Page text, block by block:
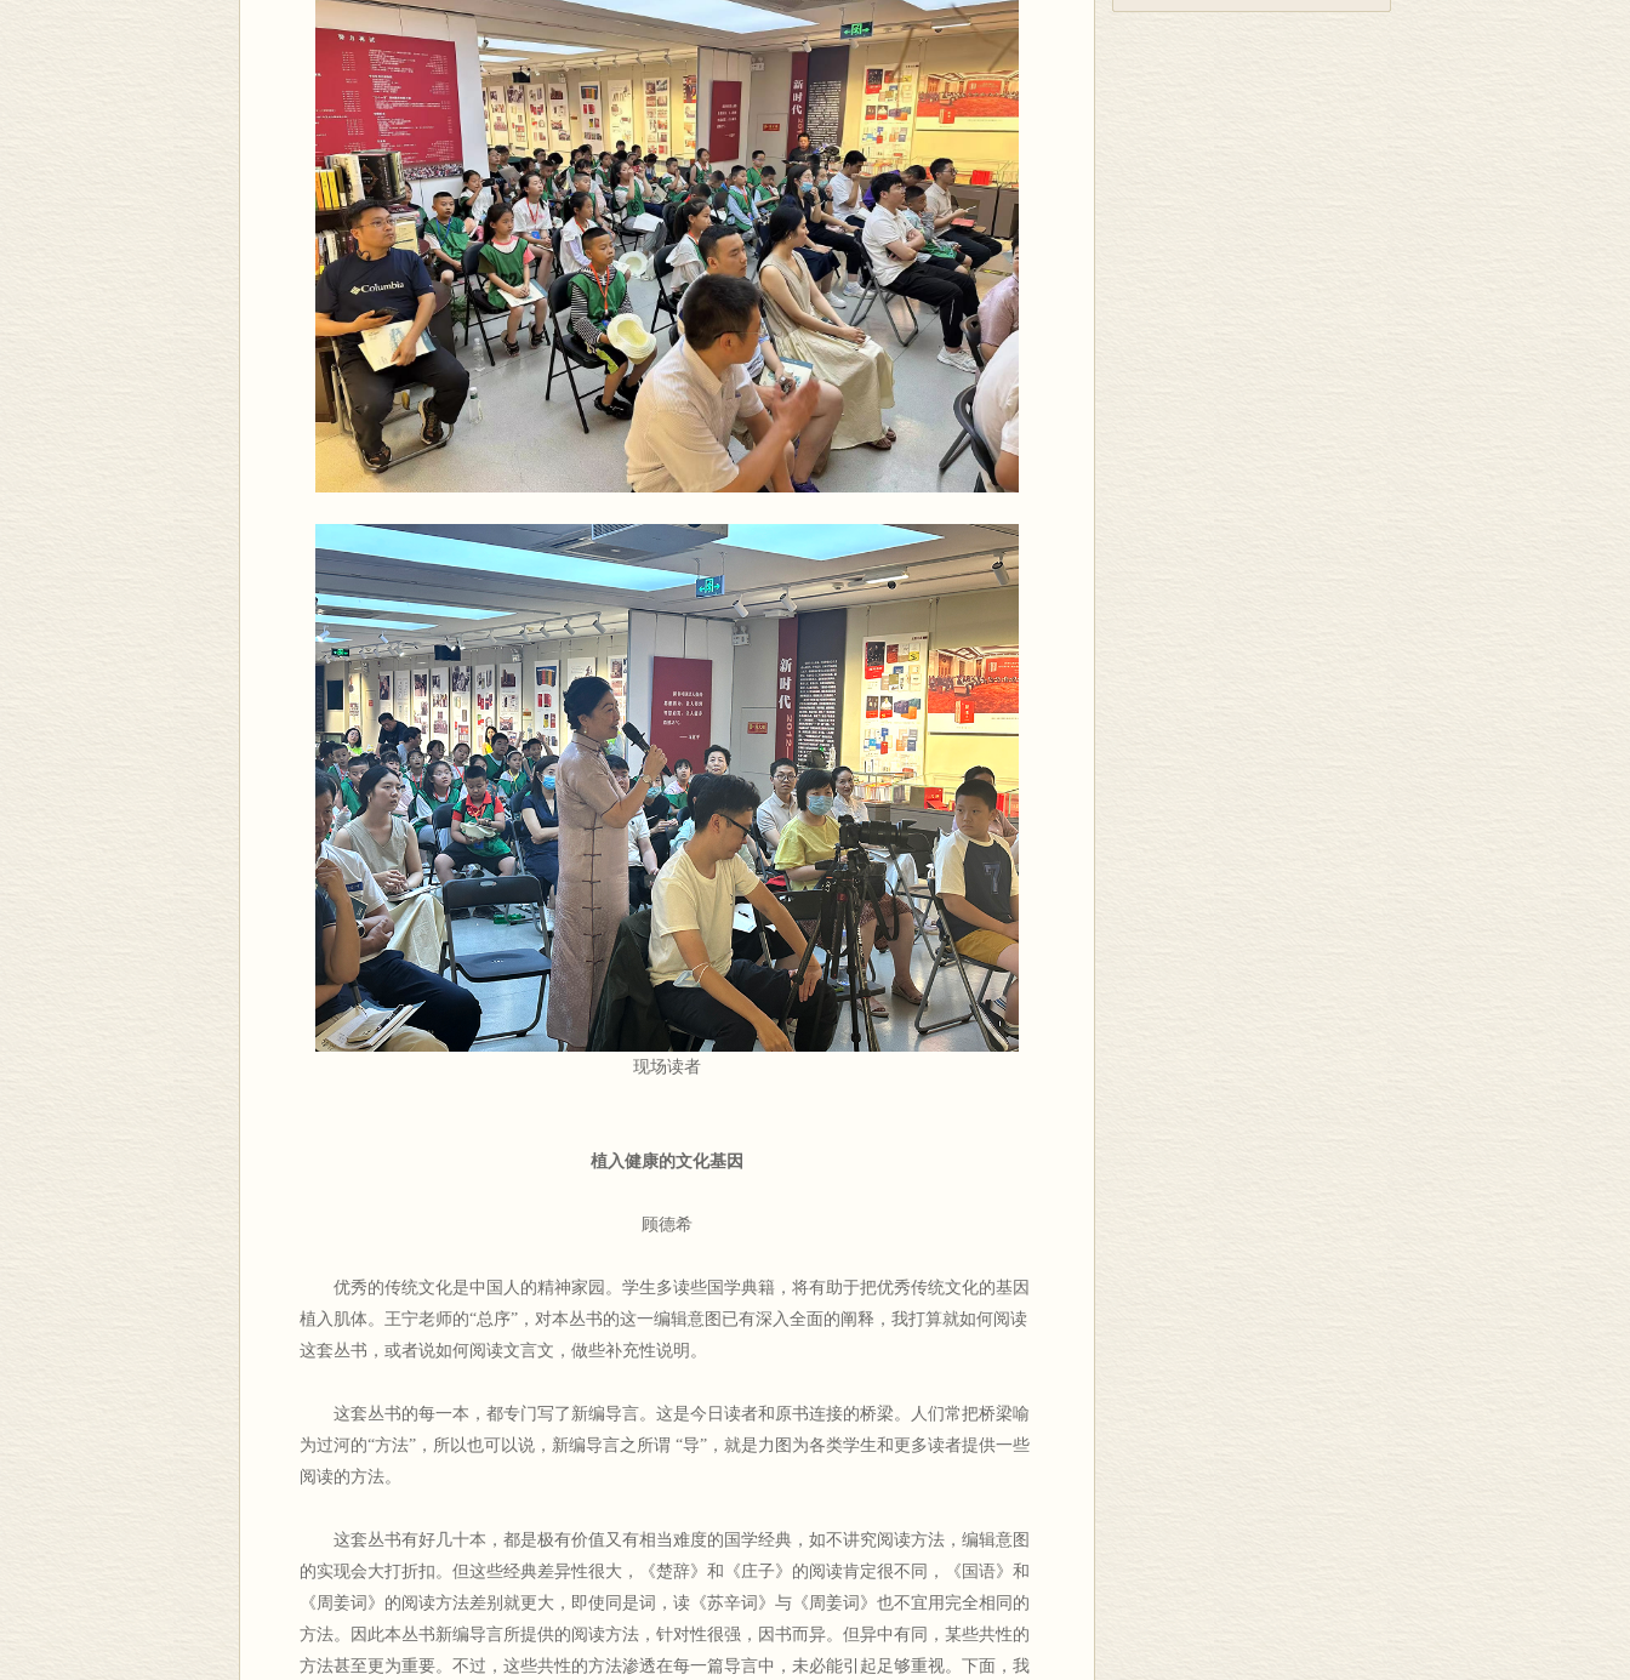
现场读者
植入健康的文化基因
顾德希
优秀的传统文化是中国人的精神家园。学生多读些国学典籍，将有助于把优秀传统文化的基因
植入肌体。王宁老师的“总序”，对本丛书的这一编辑意图已有深入全面的阐释，我打算就如何阅读
这套丛书，或者说如何阅读文言文，做些补充性说明。
这套丛书的每一本，都专门写了新编导言。这是今日读者和原书连接的桥梁。人们常把桥梁喻
为过河的“方法”，所以也可以说，新编导言之所谓 “导”，就是力图为各类学生和更多读者提供一些
阅读的方法。
这套丛书有好几十本，都是极有价值又有相当难度的国学经典，如不讲究阅读方法，编辑意图
的实现会大打折扣。但这些经典差异性很大，《楚辞》和《庄子》的阅读肯定很不同，《国语》和
《周姜词》的阅读方法差别就更大，即使同是词，读《苏辛词》与《周姜词》也不宜用完全相同的
方法。因此本丛书新编导言所提供的阅读方法，针对性很强，因书而异。但异中有同，某些共性的
方法甚至更为重要。不过，这些共性的方法渗透在每一篇导言中，未必能引起足够重视。下面，我